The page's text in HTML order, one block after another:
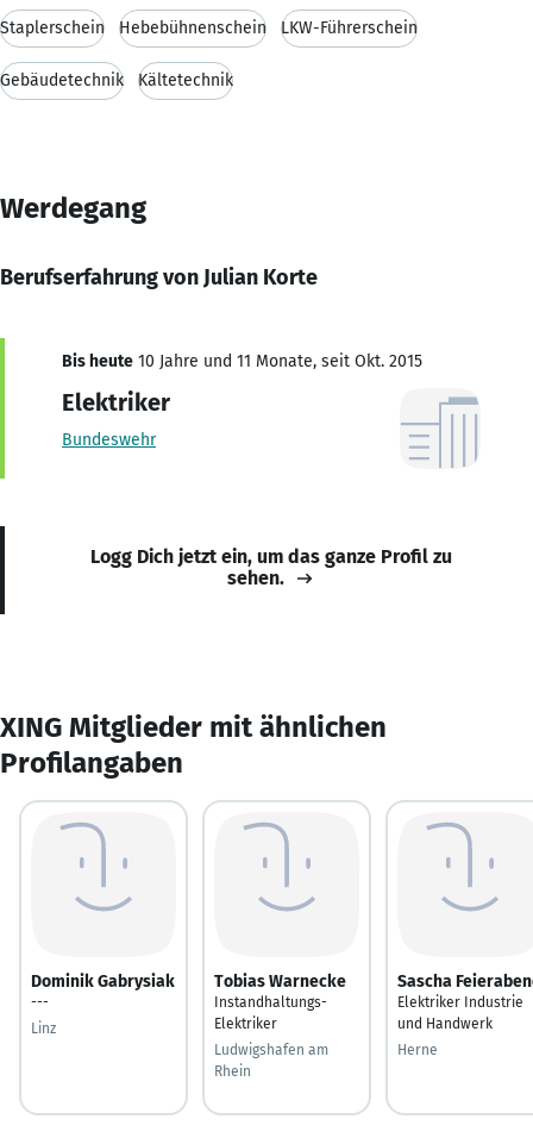
Staplerschein Hebebühnenschein LKW-Führerschein
Gebäudetechnik Kältetechnik
Werdegang
Berufserfahrung von Julian Korte
Bis heute 10 Jahre und 11 Monate, seit Okt. 2015
Elektriker
Bundeswehr
Logg Dich jetzt ein, um das ganze Profil zu
sehen.
XING Mitglieder mit ähnlichen
Profilangaben
Dominik Gabrysiak
---
Linz
Tobias Warnecke
Instandhaltungs-
Elektriker
Ludwigshafen am
Rhein
Sascha
Elektriker Industrie
und Handwerk
Herne